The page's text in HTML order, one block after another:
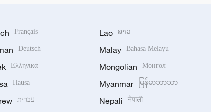
Français
Deutsch
Ελληνικά
Hausa
עברית
Lao ລາວ
Malay Bahasa Melayu
Mongolian Монгол
Myanmar မြန်မာဘာသာ
Nepali नेपाली